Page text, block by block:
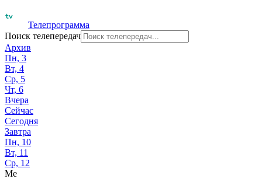
Телепрограмма
Поиск телепередач
Архив
Пн, 3
Вт, 4
Ср, 5
Чт, 6
Вчера
Сейчас
Сегодня
Завтра
Пн, 10
Вт, 11
Ср, 12
Me